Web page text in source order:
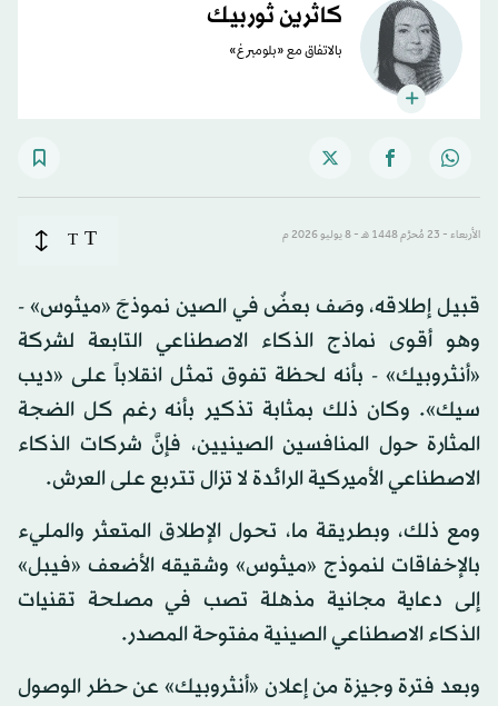
كاثرين ثوربيك
بالاتفاق مع «بلومبرغ»
الأربعاء - 23 مُحرَّم 1448 هـ - 8 يوليو 2026 م T
T
قبيل إطلاقه، وصَف بعضٌ في الصين نموذجَ «ميثوس» -
وهو أقوى نماذج الذكاء الاصطناعي التابعة لشركة
«أنثروبيك» - بأنه لحظة تفوق تمثل انقلاباً على «ديب
سيك». وكان ذلك بمثابة تذكير بأنه رغم كل الضجة
المثارة حول المنافسين الصينيين، فإنَّ شركات الذكاء
الاصطناعي الأميركية الرائدة لا تزال تتربع على العرش.
ومع ذلك، وبطريقة ما، تحول الإطلاق المتعثر والمليء
بالإخفاقات لنموذج «ميثوس» وشقيقه الأضعف «فيبل»
إلى دعاية مجانية مذهلة تصب في مصلحة تقنيات
الذكاء الاصطناعي الصينية مفتوحة المصدر.
وبعد فترة وجيزة من إعلان «أنثروبيك» عن حظر الوصول